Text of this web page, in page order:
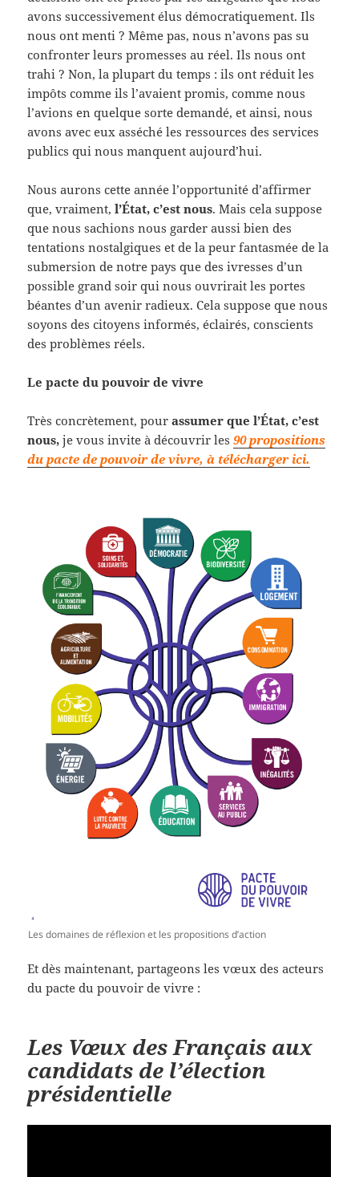
avons successivement élus démocratiquement. Ils
nous ont menti ? Même pas, nous n’avons pas su
confronter leurs promesses au réel. Ils nous ont
trahi ? Non, la plupart du temps : ils ont réduit les
impôts comme ils l’avaient promis, comme nous
l’avions en quelque sorte demandé, et ainsi, nous
avons avec eux asséché les ressources des services
publics qui nous manquent aujourd’hui.
Nous aurons cette année l’opportunité d’affirmer
que, vraiment,l’État, c’est nous. Mais cela suppose
que nous sachions nous garder aussi bien des
tentations nostalgiques et de la peur fantasmée de la
submersion de notre pays que des ivresses d’un
possible grand soir qui nous ouvrirait les portes
béantes d’un avenir radieux. Cela suppose que nous
soyons des citoyens informés, éclairés, conscients
des problèmes réels.
Le pacte du pouvoir de vivre
Très concrètement, pour assumer que l’État, c’est
nous, je vous invite à découvrir les90 propositions
du pacte de pouvoir de vivre, à télécharger ici.
Les domaines de réflexion et les propositions d’action
Et dès maintenant, partageons les vœux des acteurs
du pacte du pouvoir de vivre :
Les Vœux des Français aux
candidats de l’élection
présidentielle